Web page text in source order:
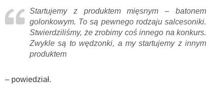
Startujemy z produktem mięsnym – batonem
golonkowym. To są pewnego rodzaju salcesoniki.
Stwierdziliśmy, że zrobimy coś innego na konkurs.
Zwykle są to wędzonki, a my startujemy z innym
produktem
– powiedział.